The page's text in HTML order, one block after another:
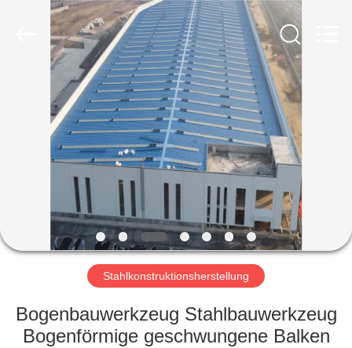
HAUS
PRODUKTE
VIDEOS
VR
SHOW
ÜBER
UNS
Stahlkonstruktionsherstellung
Bogenbauwerkzeug Stahlbauwerkzeug
Bogenförmige geschwungene Balken